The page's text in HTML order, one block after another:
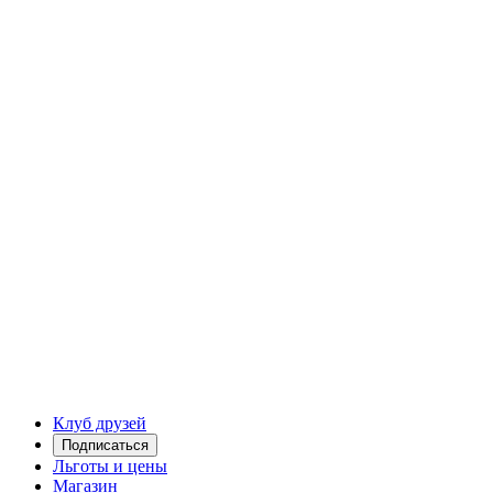
Клуб друзей
Подписаться
Льготы и цены
Магазин